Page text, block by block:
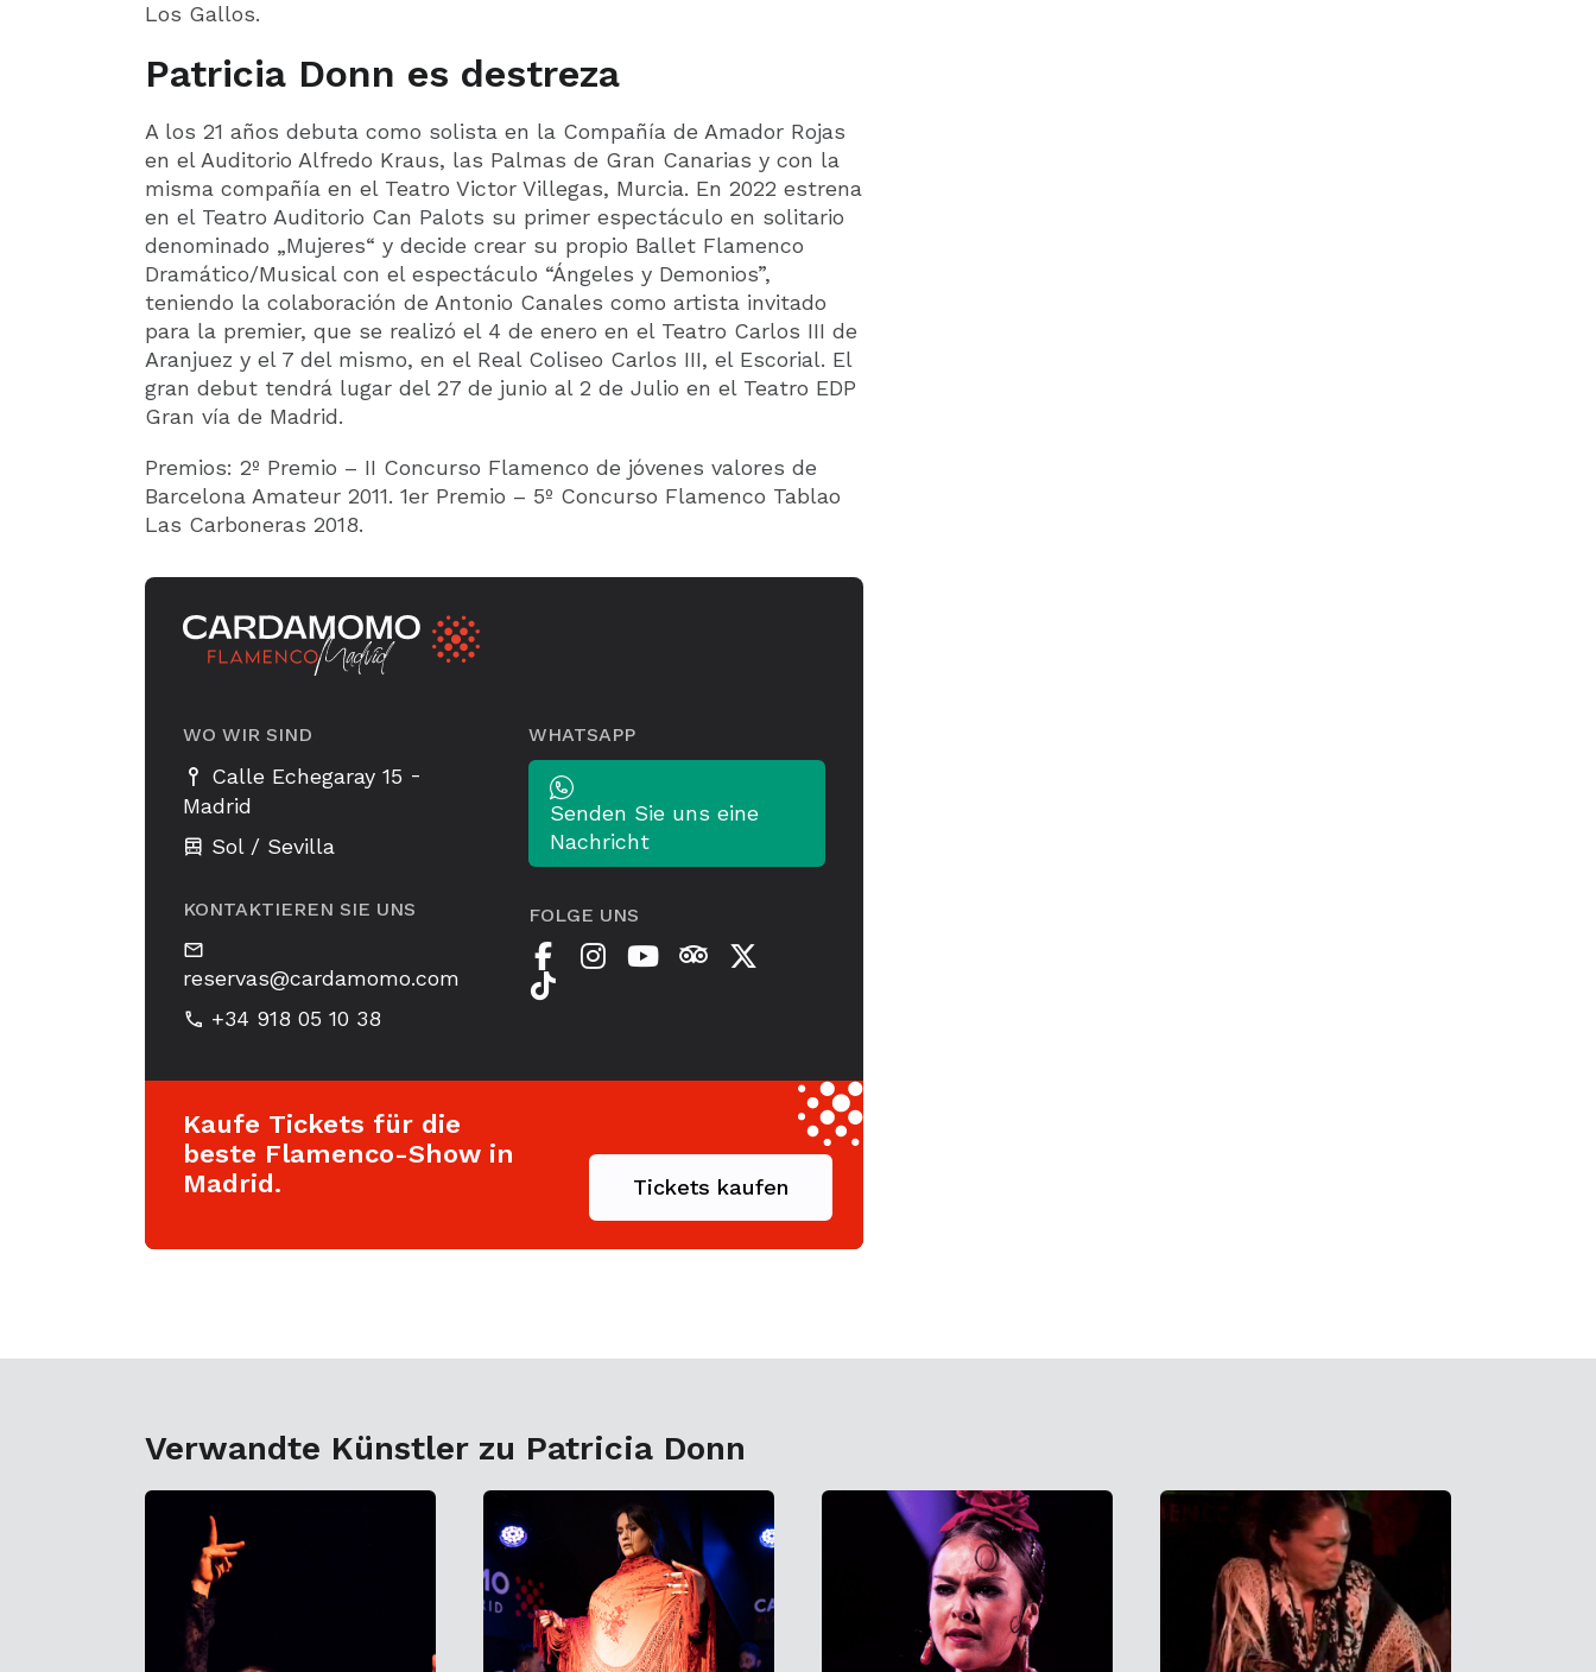
Los Gallos.
Patricia Donn es destreza
A los 21 años debuta como solista en la Compañía de Amador Rojas
en el Auditorio Alfredo Kraus, las Palmas de Gran Canarias y con la
misma compañía en el Teatro Victor Villegas, Murcia. En 2022 estrena
en el Teatro Auditorio Can Palots su primer espectáculo en solitario
denominado „Mujeres“ y decide crear su propio Ballet Flamenco
Dramático/Musical con el espectáculo “Ángeles y Demonios”,
teniendo la colaboración de Antonio Canales como artista invitado
para la premier, que se realizó el 4 de enero en el Teatro Carlos III de
Aranjuez y el 7 del mismo, en el Real Coliseo Carlos III, el Escorial. El
gran debut tendrá lugar del 27 de junio al 2 de Julio en el Teatro EDP
Gran vía de Madrid.
Premios: 2º Premio – II Concurso Flamenco de jóvenes valores de
Barcelona Amateur 2011. 1er Premio – 5º Concurso Flamenco Tablao
Las Carboneras 2018.
WO WIR SIND
Calle Echegaray 15 -
Madrid
Sol / Sevilla
KONTAKTIEREN SIE UNS
reservas@cardamomo.com
+34 918 05 10 38
WHATSAPP
Senden Sie uns eine
Nachricht
FOLGE UNS
Kaufe Tickets für die
beste Flamenco-Show in
Madrid.
Tickets kaufen
Verwandte Künstler zu Patricia Donn